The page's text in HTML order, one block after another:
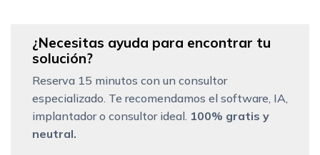
¿Necesitas ayuda para encontrar tu
solución?
Reserva 15 minutos con un consultor
especializado. Te recomendamos el software, IA,
implantador o consultor ideal. 100% gratis y
neutral.